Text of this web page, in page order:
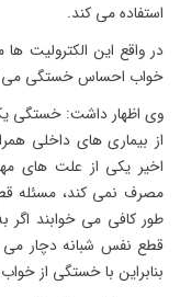
استفاده می کند.
در واقع این الکترولیت ها
خواب احساس خستگی می
وی اظهار داشت: خستگی
اخیر یکی از علت های
مصرف نمی کند، مسئله
طور کافی می خوابند اگر
قطع نفس شبانه دچار
بنابراین با خستگی از